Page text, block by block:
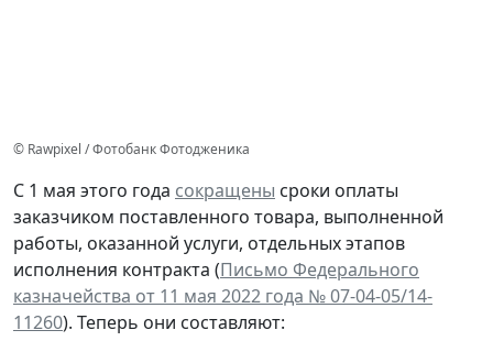
© Rawpixel / Фотобанк Фотодженика
С 1 мая этого года сокращены сроки оплаты
заказчиком поставленного товара, выполненной
работы, оказанной услуги, отдельных этапов
исполнения контракта (Письмо Федерального
казначейства от 11 мая 2022 года № 07-04-05/14-
11260). Теперь они составляют: